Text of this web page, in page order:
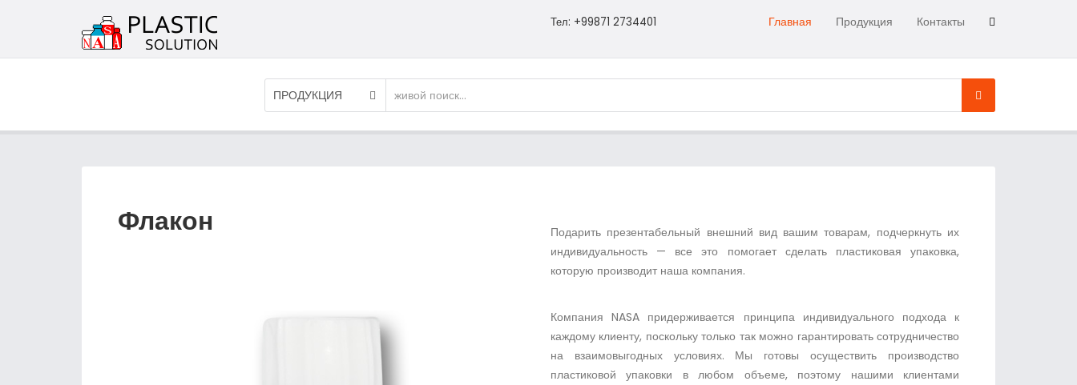
Тел: +99871 2734401 Главная Продукция Контакты
ПРОДУКЦИЯ
Флакон
Подарить презентабельный внешний вид вашим товарам, подчеркнуть их
индивидуальность — все это помогает сделать пластиковая упаковка,
которую производит наша компания.
Компания NASA придерживается принципа индивидуального подхода к
каждому клиенту, поскольку только так можно гарантировать сотрудничество
на взаимовыгодных условиях. Мы готовы осуществить производство
пластиковой упаковки в любом объеме, поэтому нашими клиентами